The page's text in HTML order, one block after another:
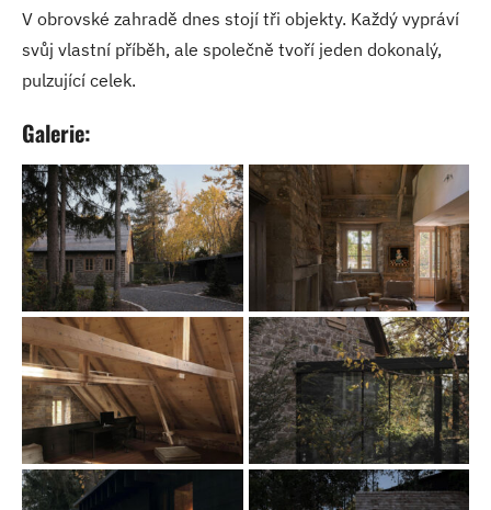
V obrovské zahradě dnes stojí tři objekty. Každý vypráví
svůj vlastní příběh, ale společně tvoří jeden dokonalý,
pulzující celek.
Galerie: